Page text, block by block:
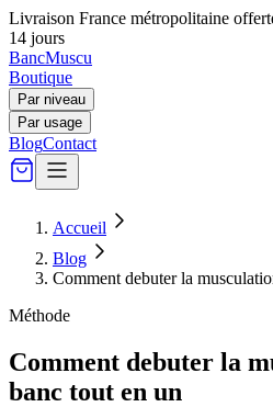
Livraison France métropolitaine
14 jours
BancMuscu
Boutique
Par niveau
Par usage
BlogContact
Accueil
Blog
Comment debuter la
Méthode
Comment debuter la
banc tout en un